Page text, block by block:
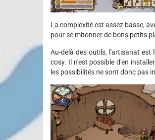
La complexité est assez basse,
pour se mitonner de bons petits
Au-delà des outils, l'artisanat est
cosy. Il n'est possible d'en
les possibilités ne sont donc pas